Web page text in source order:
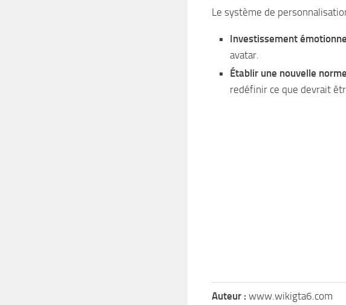
Le système de
Investissement
avatar.
Établir une nouvelle
redéfinir ce que devrait
Auteur : www.wikigta6.com